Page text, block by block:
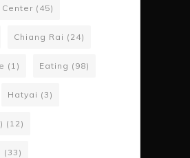
Center(45)
Chiang Rai (24)
(1) Eating (98)
Hatyai (3)
(12)
(33)